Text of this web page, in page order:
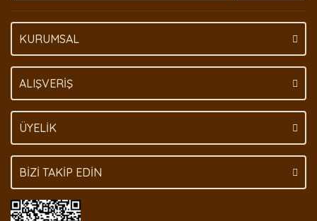
KURUMSAL
ALIŞVERİŞ
ÜYELİK
BİZİ TAKİP EDİN